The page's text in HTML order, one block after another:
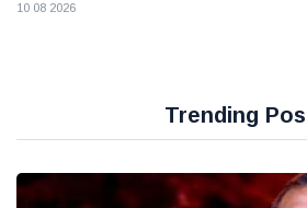
10 08 2026
Trending